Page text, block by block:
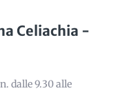
Celiachia -
dalle 9.30 alle